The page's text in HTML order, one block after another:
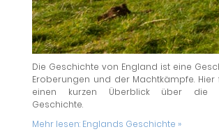
Die Geschichte von England ist eine
Eroberungen und der Machtkämpfe. Hier
einen kurzen Überblick über die
Geschichte.
Mehr lesen: Englands Geschichte »